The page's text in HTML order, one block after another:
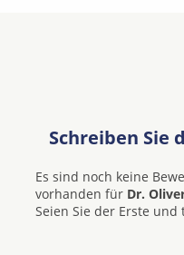
Schreiben Sie
Es sind noch keine
vorhanden für Dr.
Seien Sie der Erste